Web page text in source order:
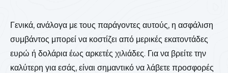
Γενικά, ανάλογα με τους παράγοντες αυτούς, η ασφάλιση
συμβάντος μπορεί να κοστίζει από μερικές εκατοντάδες
ευρώ ή δολάρια έως αρκετές χιλιάδες. Για να βρείτε την
καλύτερη για εσάς, είναι σημαντικό να λάβετε προσφορές